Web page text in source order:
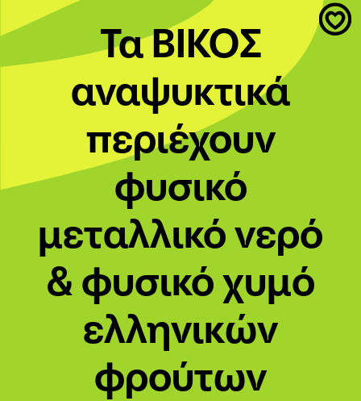
Τα ΒΙΚΟΣ
αναψυκτικά
περιέχουν
φυσικό
μεταλλικό νερό
& φυσικό χυμό
ελληνικών
φρούτων